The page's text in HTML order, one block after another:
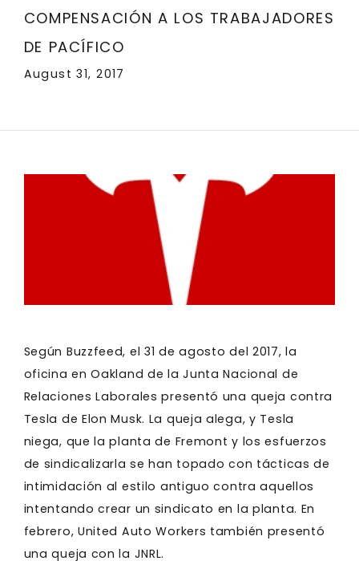
COMPENSACIÓN A LOS TRABAJADORES
DE PACÍFICO
August 31, 2017
Según Buzzfeed, el 31 de agosto del 2017, la
oficina en Oakland de la Junta Nacional de
Relaciones Laborales presentó una queja contra
Tesla de Elon Musk. La queja alega, y Tesla
niega, que la planta de Fremont y los esfuerzos
de sindicalizarla se han topado con tácticas de
intimidación al estilo antiguo contra aquellos
intentando crear un sindicato en la planta. En
febrero, United Auto Workers también presentó
una queja con la JNRL.